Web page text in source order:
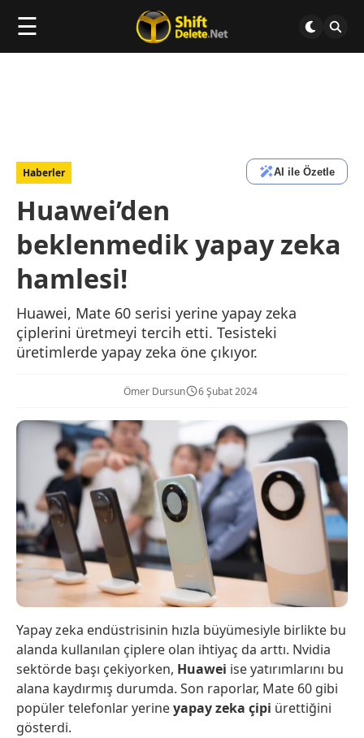
☰
Haberler AI ile Özetle
Huawei’den
beklenmedik yapay zeka
hamlesi!
Huawei, Mate 60 serisi yerine yapay zeka
çiplerini üretmeyi tercih etti. Tesisteki
üretimlerde yapay zeka öne çıkıyor.
Ömer Dursun 6 Şubat 2024
Yapay zeka endüstrisinin hızla büyümesiyle birlikte bu
alanda kullanılan çiplere olan ihtiyaç da arttı. Nvidia
sektörde başı çekiyorken, Huawei ise yatırımlarını bu
alana kaydırmış durumda. Son raporlar, Mate 60 gibi
popüler telefonlar yerineyapay zeka çipi ürettiğini
gösterdi.